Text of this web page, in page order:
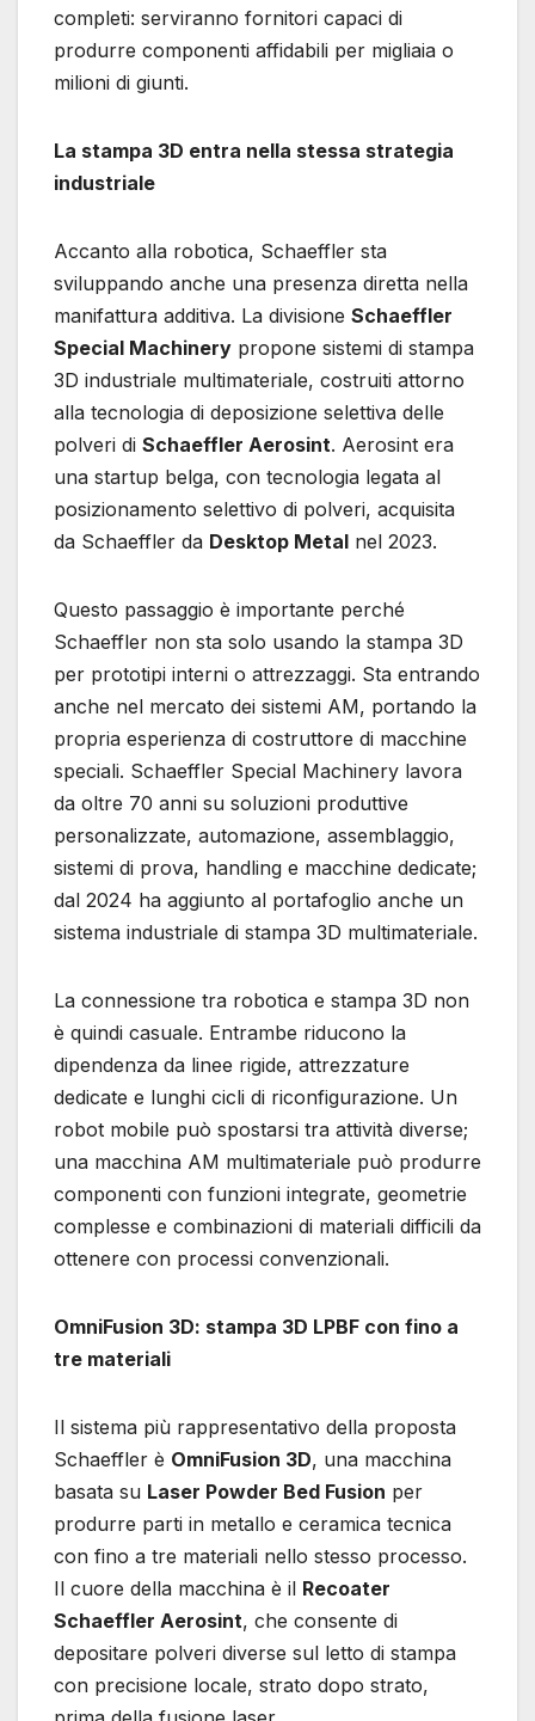
completi: serviranno fornitori capaci di
produrre componenti affidabili per migliaia o
milioni di giunti.
La stampa 3D entra nella stessa strategia
industriale
Accanto alla robotica, Schaeffler sta
sviluppando anche una presenza diretta nella
manifattura additiva. La divisione Schaeffler
Special Machinery propone sistemi di stampa
3D industriale multimateriale, costruiti attorno
alla tecnologia di deposizione selettiva delle
polveri di Schaeffler Aerosint. Aerosint era
una startup belga, con tecnologia legata al
posizionamento selettivo di polveri, acquisita
da Schaeffler da Desktop Metal nel 2023.
Questo passaggio è importante perché
Schaeffler non sta solo usando la stampa 3D
per prototipi interni o attrezzaggi. Sta entrando
anche nel mercato dei sistemi AM, portando la
propria esperienza di costruttore di macchine
speciali. Schaeffler Special Machinery lavora
da oltre 70 anni su soluzioni produttive
personalizzate, automazione, assemblaggio,
sistemi di prova, handling e macchine dedicate;
dal 2024 ha aggiunto al portafoglio anche un
sistema industriale di stampa 3D multimateriale.
La connessione tra robotica e stampa 3D non
è quindi casuale. Entrambe riducono la
dipendenza da linee rigide, attrezzature
dedicate e lunghi cicli di riconfigurazione. Un
robot mobile può spostarsi tra attività diverse;
una macchina AM multimateriale può produrre
componenti con funzioni integrate, geometrie
complesse e combinazioni di materiali difficili da
ottenere con processi convenzionali.
OmniFusion 3D: stampa 3D LPBF con fino a
tre materiali
Il sistema più rappresentativo della proposta
Schaeffler è OmniFusion 3D, una macchina
basata su Laser Powder Bed Fusion per
produrre parti in metallo e ceramica tecnica
con fino a tre materiali nello stesso processo.
Il cuore della macchina è il Recoater
Schaeffler Aerosint, che consente di
depositare polveri diverse sul letto di stampa
con precisione locale, strato dopo strato,